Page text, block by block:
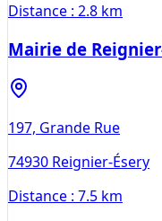
Distance : 2.8 km
Mairie de
197, Grande Rue
74930 Reignier-Ésery
Distance : 7.5 km